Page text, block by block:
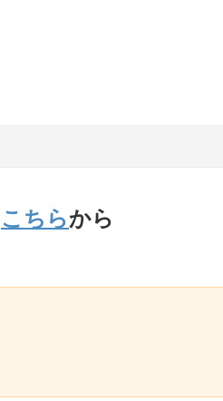
こちらから